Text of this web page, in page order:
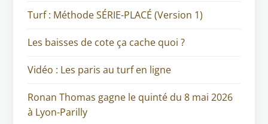
Turf : Méthode SÉRIE-PLACÉ (Version 1)
Les baisses de cote ça cache quoi ?
Vidéo : Les paris au turf en ligne
Ronan Thomas gagne le quinté du 8 mai 2026
à Lyon-Parilly